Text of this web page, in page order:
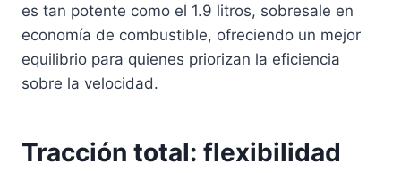
es tan potente como el 1.9 litros, sobresale en
economía de combustible, ofreciendo un mejor
equilibrio para quienes priorizan la eficiencia
sobre la velocidad.
Tracción total: flexibilidad